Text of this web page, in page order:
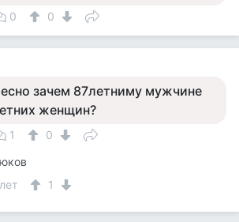
0 0
зачем 87летниму мужчине
женщин?
1 0
1